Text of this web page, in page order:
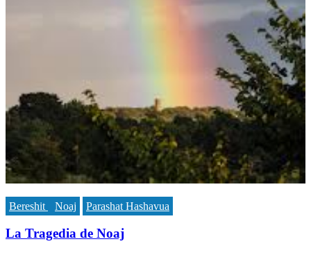
Bereshit Noaj Parashat Hashavua
La Tragedia de Noaj